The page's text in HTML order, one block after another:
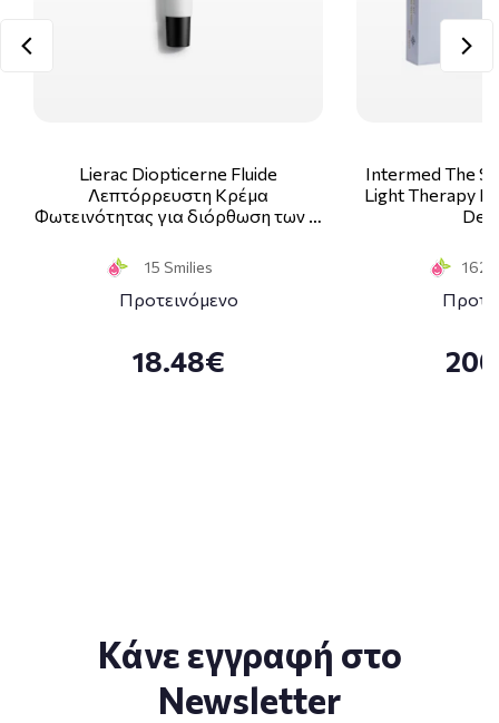
Lierac Diopticerne Fluide
Λεπτόρρευστη Κρέμα
Φωτεινότητας για διόρθωση των …
15 Smilies
Προτεινόμενο
18.48€
Intermed The
Light Therapy
162
Κάνε εγγραφή στο
Newsletter